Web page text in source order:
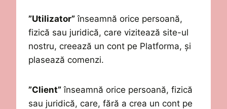
”Utilizator” înseamnă orice persoană,
fizică sau juridică, care vizitează site-ul
nostru, creează un cont pe Platforma, și
plasează comenzi.
”Client” înseamnă orice persoană, fizică
sau juridică, care, fără a crea un cont pe